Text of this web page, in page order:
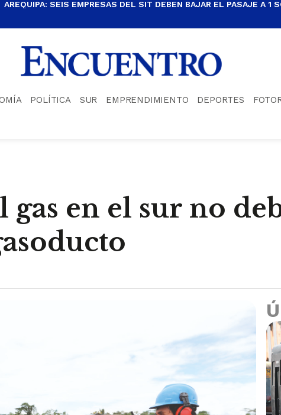
AREQUIPA: SEIS EMPRESAS DEL SIT DEBEN BAJAR EL PASAJE A 1
POLÍTICA SUR EMPRENDIMIENTO DEPORTES
en el sur no